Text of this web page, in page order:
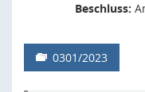
Beschluss:
0301/2023